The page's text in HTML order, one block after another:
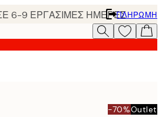
6-9 ΕΡΓΑΣΙΜΕΣ ΗΜΕΡΕΣΠΛΗΡΩΜΉ
-70%Outlet